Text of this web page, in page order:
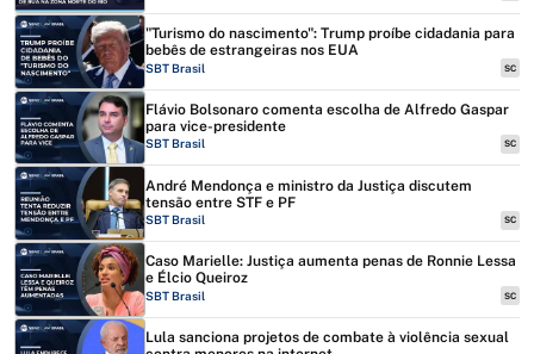
"Turismo do nascimento": Trump proíbe cidadania para
bebês de estrangeiras nos EUA
SBT Brasil SC
Flávio Bolsonaro comenta escolha de Alfredo Gaspar
para vice-presidente
SBT Brasil SC
André Mendonça e ministro da Justiça discutem
tensão entre STF e PF
SBT Brasil SC
Caso Marielle: Justiça aumenta penas de Ronnie Lessa
e Élcio Queiroz
SBT Brasil SC
Lula sanciona projetos de combate à violência sexual